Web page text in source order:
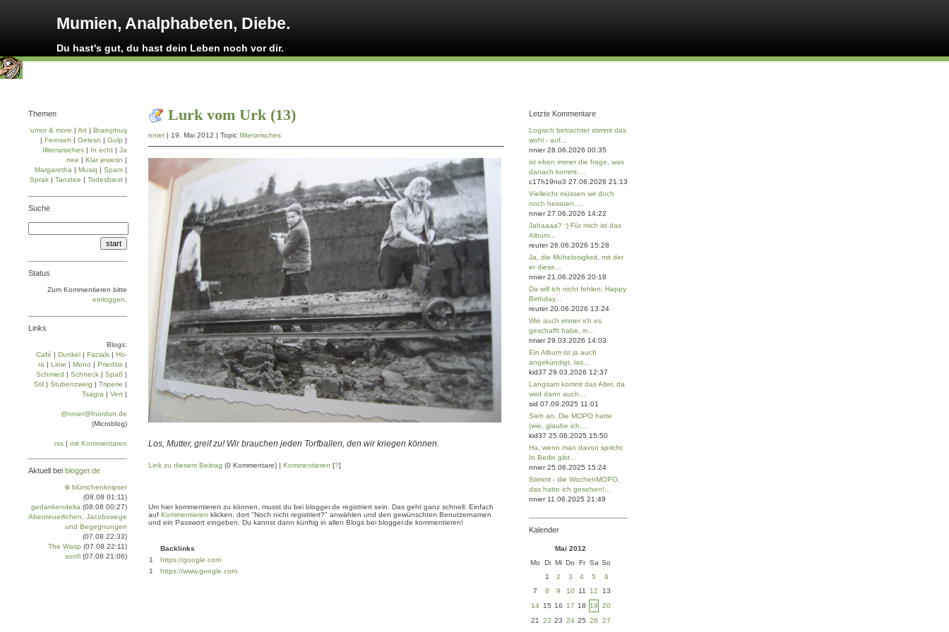
Mumien, Analphabeten, Diebe.
Du hast's gut, du hast dein Leben noch vor dir.
Lurk vom Urk (13)
nnier| 19. Mai 2012 | Topic Illiterarisches
Los, Mutter, greif zu! Wir brauchen jeden Torfballen, den wir kriegen können.
Link zu diesem Beitrag (0 Kommentare) | Kommentieren [?]
Um hier kommentieren zu können, musst du bei blogger.de registriert sein. Das geht ganz schnell: Einfach
auf Kommentieren klicken, dort "Noch nicht registriert?" anwählen und den gewünschten Benutzernamen
und ein Passwort eingeben. Du kannst dann künftig in allen Blogs bei blogger.de kommentieren!
Backlinks
1
https://google.com
1
https://www.google.com
Themen
'umor & more | Art | Brainphuq
| Fernseh | Gelesn | Gulp |
Illiterarisches | In echt | Ja
nee | Klar jewesn |
Margaretha | Musiq | Spam |
Sprak | Tanztee | Todesbiest |
Suche
Status
Zum Kommentieren bitte
einloggen
Links
Blogs:
Café | Dun­kel | Facials | Ho­
ra | Linie | Mo­no | Prie­di­tis |
Schmied | Schneck | Spaß |
Stil | Stu­ben­zweig | Tri­pe­rie |
Tsa­gra | Vert |
@nnier@fnordon.de
(Microblog)
rss | mit Kommentaren
Aktuell bei blogger.de
⊗ blümchenknipser
(08.08 01:11)
gedankendelta (08.08 00:27)
Abenteuerlichen, Jacobswege
und Begegnungen
(07.08 22:33)
The Wasp (07.08 22:11)
sonfi (07.08 21:06)
Letzte Kommentare
Logisch betrachtet stimmt das
wohl - auf...
nnier 28.06.2026 00:35
ist eben immer die frage, was
danach kommt....
c17h19no3 27.06.2026 21:13
Vielleicht müssen wir doch
noch heiraten....
nnier 27.06.2026 14:22
Jahaaaa? :) Für mich ist das
Album...
reuter 26.06.2026 15:28
Ja, die Mühelosigkeit, mit der
er diese...
nnier 21.06.2026 20:18
Da will ich nicht fehlen: Happy
Birthday...
reuter 20.06.2026 13:24
Wie auch immer ich es
geschafft habe, in...
nnier 29.03.2026 14:03
Ein Album ist ja auch
angekündigt, las...
kid37 29.03.2026 12:37
Langsam kommt das Alter, da
wird dann auch...
sid 07.09.2025 11:01
Sieh an. Die MOPO hatte
(wie, glaube ich,...
kid37 25.06.2025 15:50
Ha, wenn man davon spricht:
In Berlin gibt...
nnier 25.06.2025 15:24
Stimmt - die WochenMOPO,
das hatte ich gesehen!...
nnier 11.06.2025 21:49
Kalender
Mai 2012
Mo
Di Mi Do Fr Sa So
1
2 3 4 5
6
7
8 9 10 11 12
13
14 15 16 17 18 19
20
21
22 23 24 25 26
27